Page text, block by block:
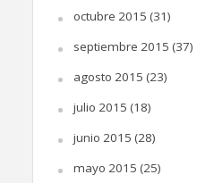
octubre 2015 (31)
septiembre 2015 (37)
agosto 2015 (23)
julio 2015 (18)
junio 2015 (28)
mayo 2015 (25)